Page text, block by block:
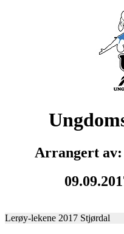
Arrangert av:
Lerøy-lekene 2017 Stjørdal